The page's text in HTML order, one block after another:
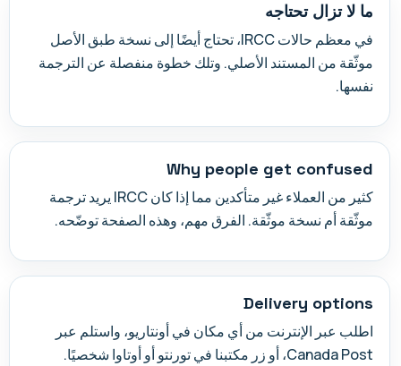
ما لا تزال تحتاجه
في معظم حالات IRCC، تحتاج أيضًا إلى نسخة طبق الأصل
موثّقة من المستند الأصلي. وتلك خطوة منفصلة عن الترجمة
نفسها.
Why people get confused
كثير من العملاء غير متأكدين مما إذا كان IRCC يريد ترجمة
موثّقة أم نسخة موثّقة. الفرق مهم، وهذه الصفحة توضّحه.
Delivery options
اطلب عبر الإنترنت من أي مكان في أونتاريو، واستلم عبر
Canada Post، أو زر مكتبنا في تورنتو أو أوتاوا شخصيًا.